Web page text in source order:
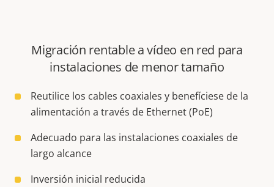
Migración rentable a vídeo en red para
instalaciones de menor tamaño
Reutilice los cables coaxiales y benefíciese de la
alimentación a través de Ethernet (PoE)
Adecuado para las instalaciones coaxiales de
largo alcance
Inversión inicial reducida